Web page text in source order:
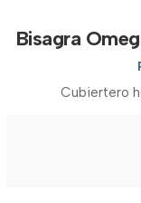
Bisagra
Cubiertero